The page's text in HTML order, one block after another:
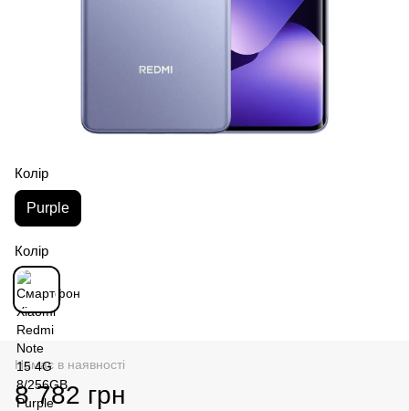
Колір
Purple
Колір
Немає в наявності
8 782 грн